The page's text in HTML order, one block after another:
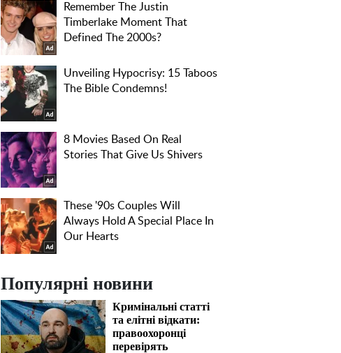
Популярні новини
Кримінальні статті
та елітні відкати:
правоохоронці
перевірять